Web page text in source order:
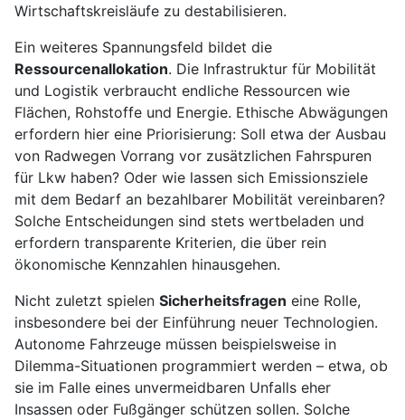
Wirtschaftskreisläufe zu destabilisieren.
Ein weiteres Spannungsfeld bildet die
Ressourcenallokation. Die Infrastruktur für Mobilität
und Logistik verbraucht endliche Ressourcen wie
Flächen, Rohstoffe und Energie. Ethische Abwägungen
erfordern hier eine Priorisierung: Soll etwa der Ausbau
von Radwegen Vorrang vor zusätzlichen Fahrspuren
für Lkw haben? Oder wie lassen sich Emissionsziele
mit dem Bedarf an bezahlbarer Mobilität vereinbaren?
Solche Entscheidungen sind stets wertbeladen und
erfordern transparente Kriterien, die über rein
ökonomische Kennzahlen hinausgehen.
Nicht zuletzt spielen Sicherheitsfragen eine Rolle,
insbesondere bei der Einführung neuer Technologien.
Autonome Fahrzeuge müssen beispielsweise in
Dilemma-Situationen programmiert werden – etwa, ob
sie im Falle eines unvermeidbaren Unfalls eher
Insassen oder Fußgänger schützen sollen. Solche